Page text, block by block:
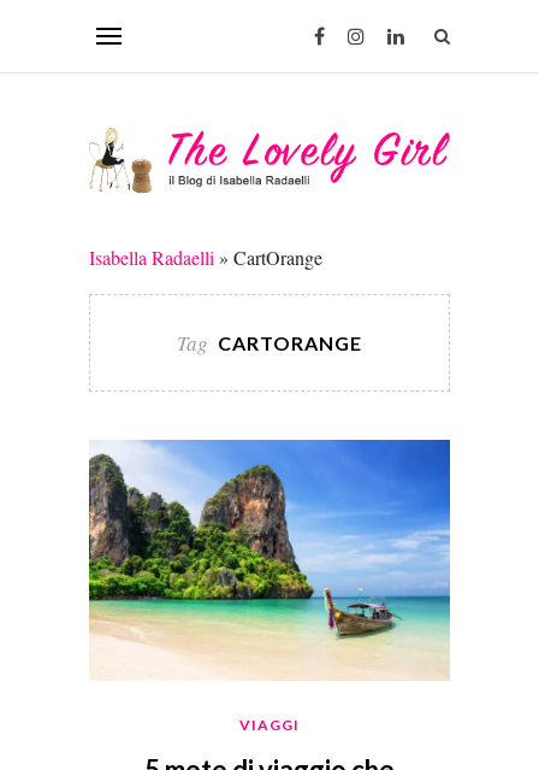
Isabella Radaelli » CartOrange
Tag CARTORANGE
VIAGGI